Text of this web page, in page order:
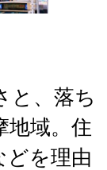
と、落ち
地域。住
どを理由